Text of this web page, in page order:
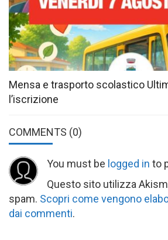
Mensa e trasporto scolastico
l’iscrizione
COMMENTS (0)
You must be logged in to
Questo sito utilizza
spam. Scopri come vengono
dai commenti.